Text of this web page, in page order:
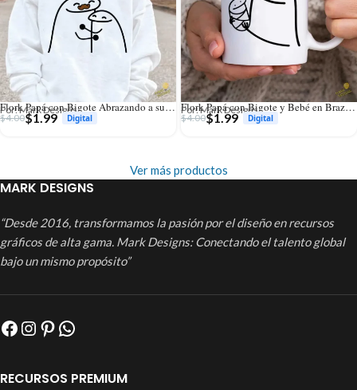
Flork Papá con Bigote Abrazando a su Hijo Vector para Sublimar
Por: Mark Designs
$4.00$1.99
Flork Papá con Bigote y Bebé en Brazos Vector para Sublimar
Por: Mark Designs
$4.00$1.99
Ver más productos
MARK DESIGNS
“Desde 2016, transformamos la pasión por el diseño en recursos
gráficos de alta gama. Mark Designs: Conectando el talento global
bajo un mismo propósito”
RECURSOS PREMIUM